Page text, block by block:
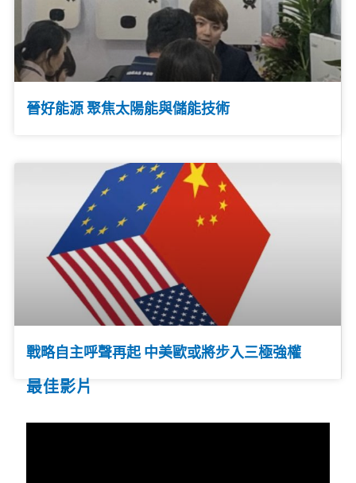
晉好能源 聚焦太陽能與儲能技術
戰略自主呼聲再起 中美歐或將步入三極強權
最佳影片